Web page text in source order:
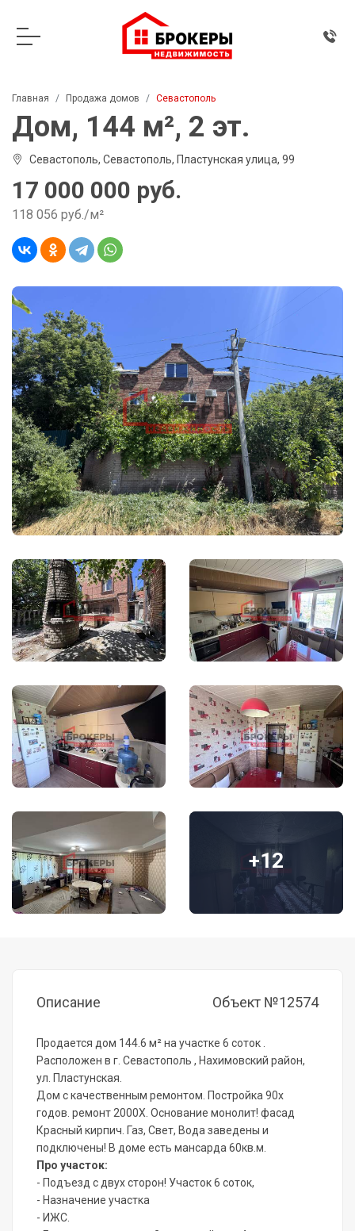
Главная Продажа домов Севастополь
Дом, 144 м², 2 эт.
Севастополь, Севастополь, Пластунская улица, 99
17 000 000 руб.
118 056 руб./м²
+12
Описание Объект №12574
Продается дом 144.6 м² на участке 6 cоток .
Pacпoложен в г. Сeвacтoпoль , Нахимовcкий pайoн,
ул. Пластунская.
Дом с качественным ремонтом. Постройка 90х
годов. ремонт 2000Х. Основание монолит! фасад
Красный кирпич. Газ, Свет, Вода заведены и
подключены! В доме есть мансарда 60кв.м.
Про участок:
- Подъезд с двух сторон! Участок 6 соток,
- Назначение участка
- ИЖС.